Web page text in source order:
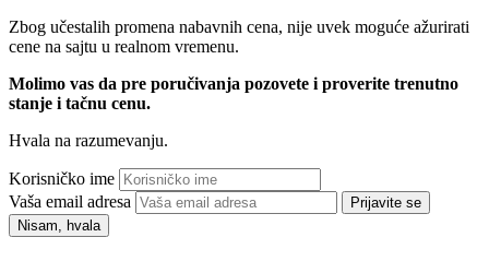
Zbog učestalih promena nabavnih cena, nije uvek moguće ažurirati
cene na sajtu u realnom vremenu.
Molimo vas da pre poručivanja pozovete i proverite trenutno
stanje i tačnu cenu.
Hvala na razumevanju.
Korisničko ime
Vaša email adresa
Prijavite se
Nisam, hvala